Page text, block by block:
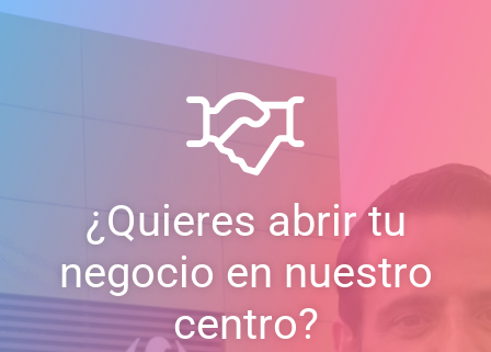
¿Quieres abrir tu
negocio en nuestro
centro?